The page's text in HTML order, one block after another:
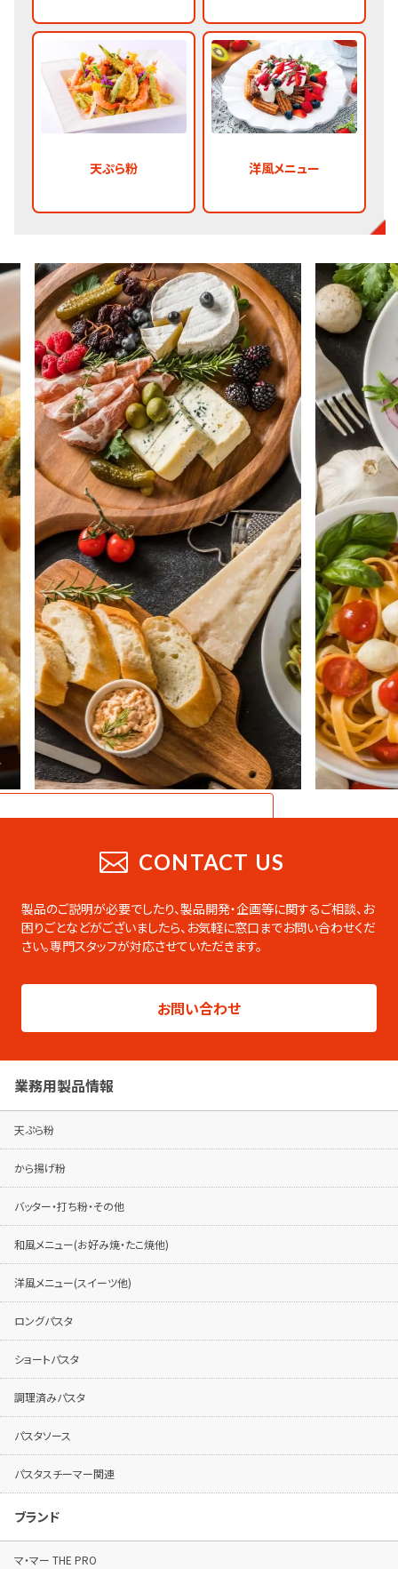
天ぷら粉 洋風メニュー
業務用総合カタログ
です。PDFのダウンロードやページの印刷な
ども可能です。
製品シリーズ毎のパンフレットは専用ページ
でご覧ください。
パンフレットはこちらから
CONTACT US
製品のご説明が必要でしたり、製品開発・企画等に関するご相談、お
困りごとなどがございましたら、 お気軽に窓口までお問い合わせくだ
さい。専門スタッフが対応させていただきます。
お問い合わせ
業務用製品情報
天ぷら粉
から揚げ粉
バッター・打ち粉・その他
和風メニュー(お好み焼・たこ焼他)
洋風メニュー(スイーツ他)
ロングパスタ
ショートパスタ
調理済みパスタ
パスタソース
パスタスチーマー関連
ブランド
マ・マー THE PRO